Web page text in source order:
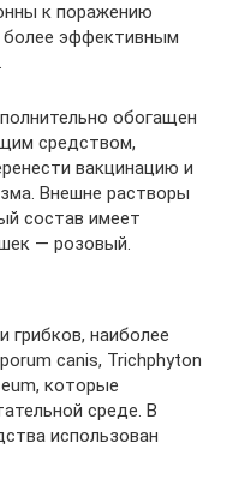
к поражению
более эффективным
обогащен
средством,
вакцинацию и
Внешне растворы
состав имеет
— розовый.
грибков, наиболее
canis, Trichphyton
которые
среде. В
использован